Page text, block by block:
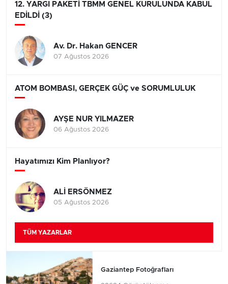
12. YARGI PAKETİ TBMM GENEL KURULUNDA KABUL
EDİLDİ (3)
Av. Dr. Hakan GENCER
07 Ağustos 2026
ATOM BOMBASI, GERÇEK GÜÇ ve SORUMLULUK
AYŞE NUR YILMAZER
06 Ağustos 2026
Hayatımızı Kim Planlıyor?
ALİ ERSÖNMEZ
05 Ağustos 2026
TÜM YAZARLAR
Gaziantep Fotoğrafları